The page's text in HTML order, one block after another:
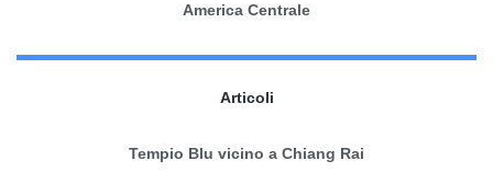
America Centrale
Articoli
Tempio Blu vicino a Chiang Rai